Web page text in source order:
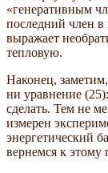
«генеративным
последний член в
выражает
тепловую.
Наконец,
ни уравнение
сделать. Тем не
измерен
энергетический
вернемся к этому